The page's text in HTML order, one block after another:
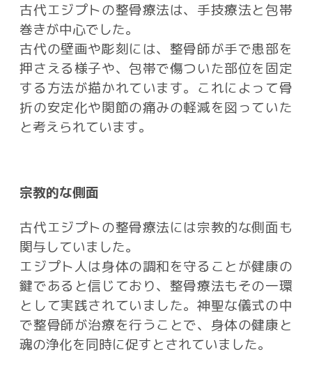
古代エジプトの整骨療法は、手技療法と包帯
巻きが中心でした。
古代の壁画や彫刻には、整骨師が手で患部を
押さえる様子や、包帯で傷ついた部位を固定
する方法が描かれています。これによって骨
折の安定化や関節の痛みの軽減を図っていた
と考えられています。
宗教的な側面
古代エジプトの整骨療法には宗教的な側面も
関与していました。
エジプト人は身体の調和を守ることが健康の
鍵であると信じており、整骨療法もその一環
として実践されていました。神聖な儀式の中
で整骨師が治療を行うことで、身体の健康と
魂の浄化を同時に促すとされていました。